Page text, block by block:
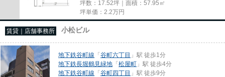
坪数：17.52坪｜面積：57.95㎡
坪単価： 2.2万円
賃貸｜店舗事務所 小松ビル
地下鉄谷町線 「谷町六丁目 」駅 徒歩1分
地下鉄長堀鶴見緑地 「松屋町 」駅 徒歩4分
地下鉄谷町線 「谷町四丁目 」駅 徒歩9分